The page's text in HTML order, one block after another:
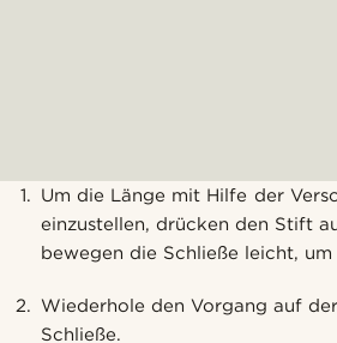
Um die Länge mit Hilfe der
einzustellen, drücken den Stift
bewegen die Schließe leicht,
Wiederhole den Vorgang auf
Schließe.